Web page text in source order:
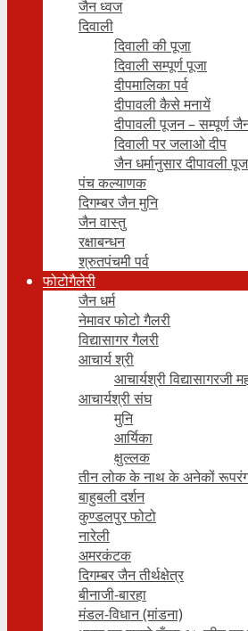
जैन ध्वज
दिवाली
दिवाली की पूजा
दिवाली सम्पूर्ण पूजा
दीपमालिका पर्व
दीपावली कैसे मनायें
दीपावली पूजन – सम्पूर्ण
दिवाली पर जलाओ दीप
जैन धर्मानुसार दीपावली
पंच कल्याणक
दिगम्बर जैन मुनि
जैन वास्तु
रक्षाबन्धन
श्रुतपंचमी पर्व
फोटोगैलेरी
जैन धर्म
नेमावर फोटो गैलरी
विद्यासागर गैलरी
आचार्य श्री
आचार्यश्री विद्यासागरजी
आचार्यश्री संघ
मुनि
आर्यिका
क्षुल्लक
तीन लोक के नाथ के अनेकों
बाहुबली दर्शन
कुण्डलपुर फोटो
नारेली
अमरकंटक
दिगम्बर जैन तीर्थक्षेत्र
बीनाजी-बारहा
मंडल-विधान (मांडना)